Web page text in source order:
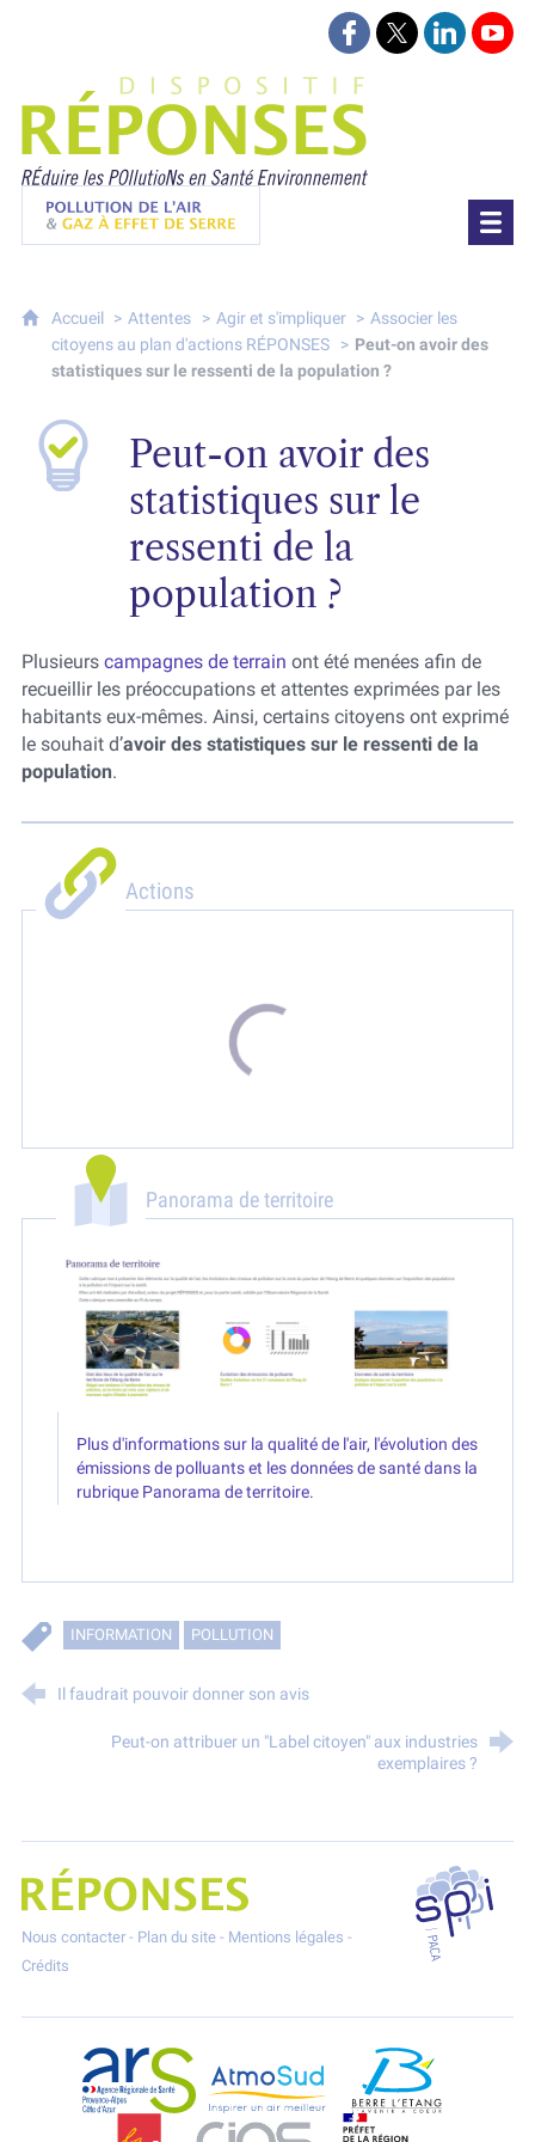
Pollution de l'air & gaz à effet de serre
Suivez-nous sur
Suivez-nous
Accueil Attentes Agir et s'impliquer
Associer les
citoyens au plan d'actions RÉPONSES
Peut-on avoir des
statistiques sur le ressenti de la population ?
Peut-on avoir des
statistiques sur le
ressenti de la
population ?
Plusieurs campagnes de terrain ont été menées afin de
recueillir les préoccupations et attentes exprimées par les
habitants eux-mêmes. Ainsi, certains citoyens ont exprimé
le souhait d’avoir des statistiques sur le ressenti de la
population.
Actions
Panorama de territoire
Plus d'informations sur la qualité de l'air, l'évolution des
émissions de polluants et les données de santé dans la
rubrique Panorama de territoire.
INFORMATION POLLUTION
Il faudrait pouvoir donner son avis
Peut-on attribuer un "Label citoyen" aux industries
exemplaires ?
Projet Réponses - Réduire les POllutioNs en Santé Environnement
Nous contacter- Plan du site- Mentions légales -
Crédits
SPPPI
ARS Paca AtmoSud Berre l'Etang
CIAS